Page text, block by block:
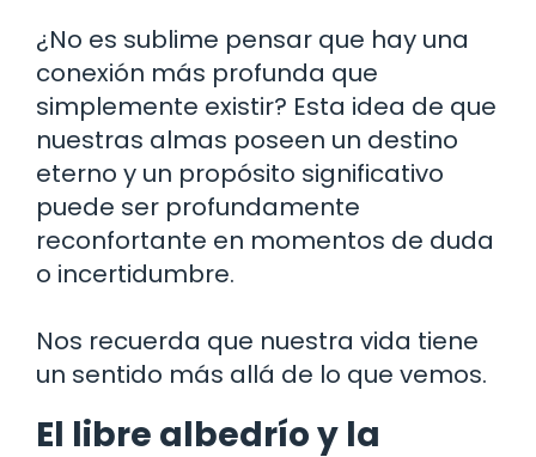
¿No es sublime pensar que hay una
conexión más profunda que
simplemente existir? Esta idea de que
nuestras almas poseen un destino
eterno y un propósito significativo
puede ser profundamente
reconfortante en momentos de duda
o incertidumbre.
Nos recuerda que nuestra vida tiene
un sentido más allá de lo que vemos.
El libre albedrío y la